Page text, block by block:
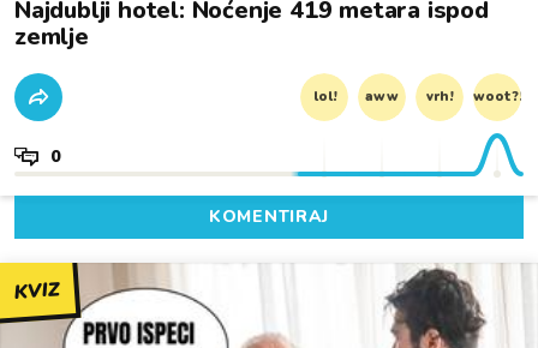
Najdublji hotel: Noćenje 419 metara ispod
zemlje
lol! aww vrh! woot?!
0
KOMENTIRAJ
KVIZ